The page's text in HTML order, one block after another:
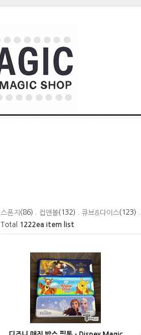
스폰지 (86) . 컵앤볼(132) . 큐브&다이스(123) .
Total
1222ea item list